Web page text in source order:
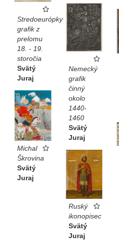
Stredoeurópky
grafik z
prelomu
18. - 19.
storočia
Svätý
Juraj
Nemecký
grafik
činný
okolo
1440-
1460
Svätý
Juraj
Michal
Škrovina
Svätý
Juraj
Ruský
ikonopisec
Svätý
Juraj